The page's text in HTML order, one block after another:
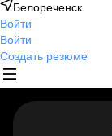
Белореченск
Войти
Войти
Создать резюме